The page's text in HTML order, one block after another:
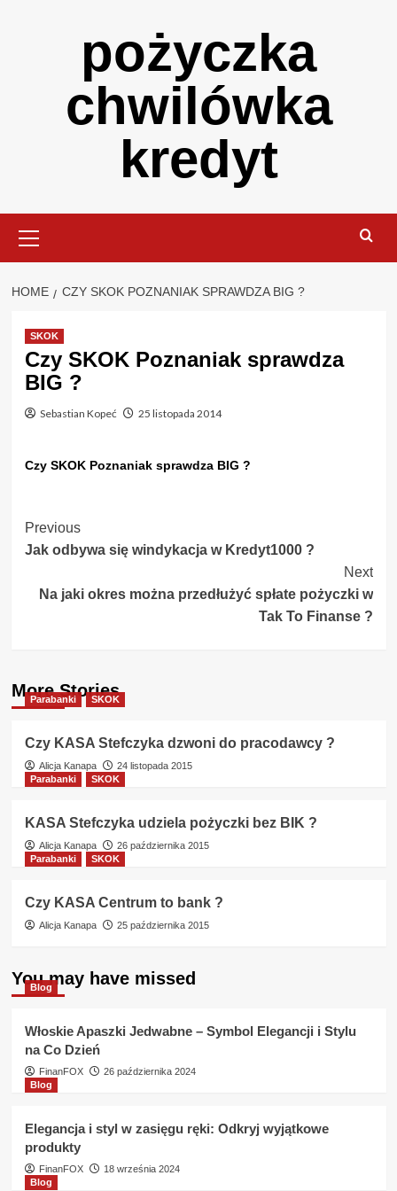
pożyczka
chwilówka
kredyt
Menu
HOME CZY SKOK POZNANIAK SPRAWDZA BIG ?
SKOK
Czy SKOK Poznaniak sprawdza
BIG ?
Sebastian Kopeć 25 listopada 2014
Czy SKOK Poznaniak sprawdza BIG ?
Post
Navigation
Previous
Jak odbywa się windykacja w Kredyt1000 ?
Next
Na jaki okres można przedłużyć spłate pożyczki w
Tak To Finanse ?
More Stories
Parabanki SKOK
Czy KASA Stefczyka dzwoni do pracodawcy ?
Alicja Kanapa
24 listopada 2015
Parabanki
SKOK
KASA Stefczyka udziela pożyczki bez BIK ?
Alicja Kanapa
26 października 2015
Parabanki
SKOK
Czy KASA Centrum to bank ?
Alicja Kanapa 25 października 2015
You may have missed
Blog
Włoskie Apaszki Jedwabne – Symbol Elegancji i Stylu
na Co Dzień
FinanFOX
26 października 2024
Blog
Elegancja i styl w zasięgu ręki: Odkryj wyjątkowe
produkty
FinanFOX
18 września 2024
Blog